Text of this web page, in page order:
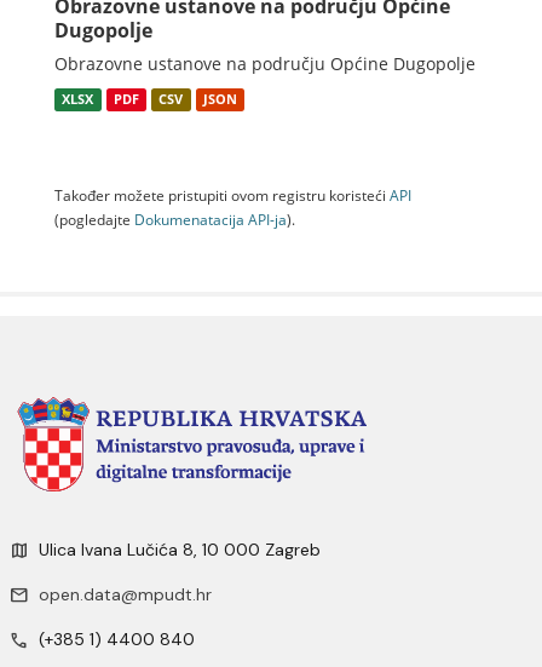
Obrazovne ustanove na području Općine
Dugopolje
Obrazovne ustanove na području Općine Dugopolje
XLSX PDF CSV JSON
Također možete pristupiti ovom registru koristeći API
(pogledajte Dokumenаtаcijа API-jа).